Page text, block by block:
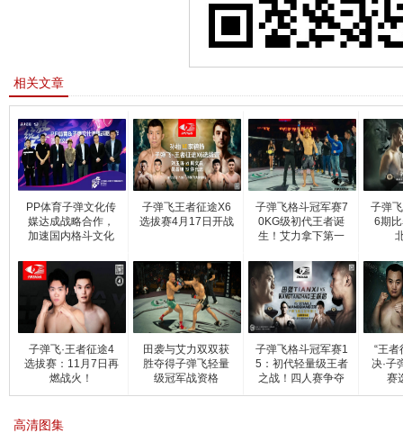
相关文章
PP体育子弹文化传
媒达成战略合作，
加速国内格斗文化
子弹飞王者征途X6
选拔赛4月17日开战
子弹飞格斗冠军赛7
0KG级初代王者诞
生！艾力拿下第一
子弹
6期
子弹飞·王者征途4
选拔赛：11月7日再
燃战火！
田袭与艾力双双获
胜夺得子弹飞轻量
级冠军战资格
子弹飞格斗冠军赛1
5：初代轻量级王者
之战！四人赛争夺
金
“王者
决·子
赛
高清图集